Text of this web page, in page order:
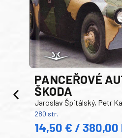
PANCEŘOVÉ
ŠKODA
Jaroslav Špitálský, Petr
280 str.
14,50 € / 380,00